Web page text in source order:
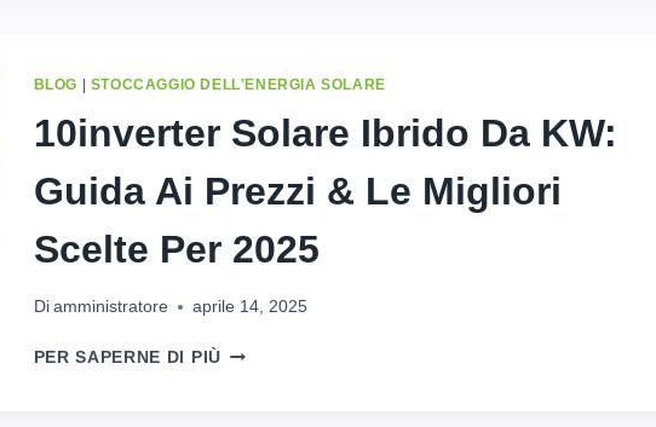
SCARICA
DELLA
DEVI
SAPERE
BLOG | STOCCAGGIO DELL'ENERGIA SOLARE
10inverter Solare Ibrido Da KW:
Guida Ai Prezzi & Le Migliori
Scelte Per 2025
Di amministratore aprile 14, 2025
PER SAPERNE DI PIÙ10INVERTER